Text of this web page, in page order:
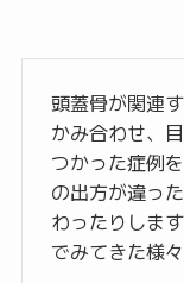
頭蓋骨が関連
かみ合わせ、
つかった症例
の出方が違っ
わったりしま
でみてきた様